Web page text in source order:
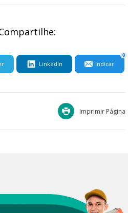
LinkedIn Indicar
0
Imprimir Página